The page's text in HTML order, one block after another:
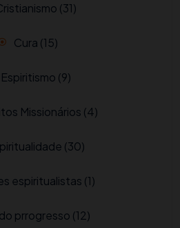
(31)
Cura (15)
Espiritismo (9)
Missionários (4)
(30)
espiritualistas (1)
prrogresso (12)